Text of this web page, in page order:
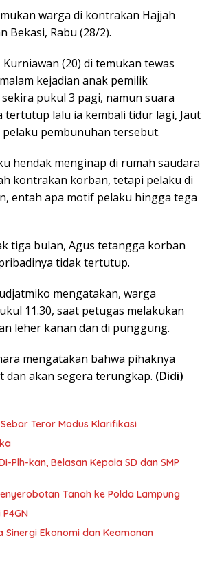
warga di kontrakan Hajjah
Bekasi, Rabu (28/2).
(20) di temukan tewas
kejadian anak pemilik
pukul 3 pagi, namun suara
lalu ia kembali tidur lagi, Jaut
pembunuhan tersebut.
hendak menginap di rumah saudara
kontrakan korban, tetapi pelaku di
entah apa motif pelaku hingga tega
tiga bulan, Agus tetangga korban
tidak tertutup.
mengatakan, warga
11.30, saat petugas melakukan
leher kanan dan di punggung.
mengatakan bahwa pihaknya
akan segera terungkap. (Didi)
Teror Modus Klarifikasi
Plh-kan, Belasan Kepala SD dan SMP
Tanah ke Polda Lampung
Sinergi Ekonomi dan Keamanan